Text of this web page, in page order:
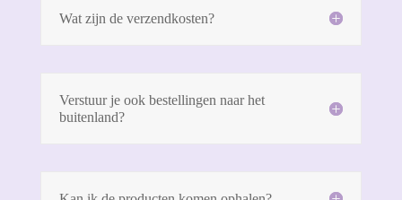
Wat zijn de verzendkosten?
Verstuur je ook bestellingen naar het
buitenland?